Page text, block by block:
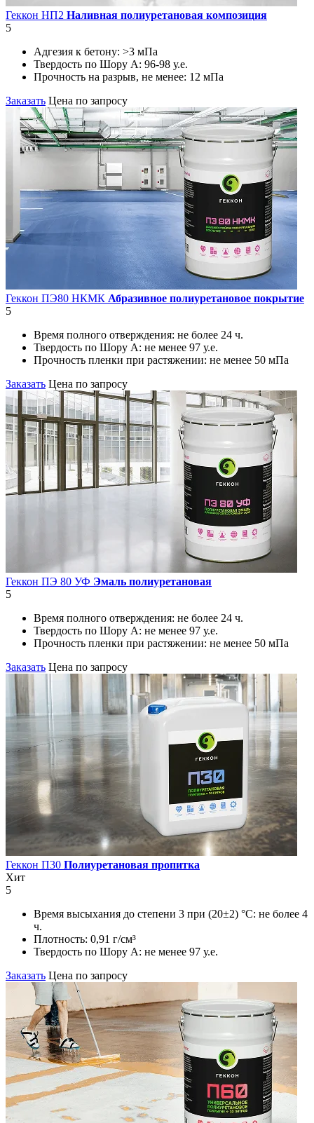
Геккон НП2 Наливная полиуретановая композиция
5
Адгезия к бетону: >3 мПа
Твердость по Шору А: 96-98 у.е.
Прочность на разрыв, не менее: 12 мПа
Заказать Цена по запросу
Геккон ПЭ80 НКМК Абразивное полиуретановое покрытие
5
Время полного отверждения: не более 24 ч.
Твердость по Шору А: не менее 97 у.е.
Прочность пленки при растяжении: не менее 50 мПа
Заказать Цена по запросу
Геккон ПЭ 80 УФ Эмаль полиуретановая
5
Время полного отверждения: не более 24 ч.
Твердость по Шору А: не менее 97 у.е.
Прочность пленки при растяжении: не менее 50 мПа
Заказать Цена по запросу
Геккон П30 Полиуретановая пропитка
Хит
5
Время высыхания до степени 3 при (20±2) °С: не более 4
ч.
Плотность: 0,91 г/см³
Твердость по Шору А: не менее 97 у.е.
Заказать Цена по запросу